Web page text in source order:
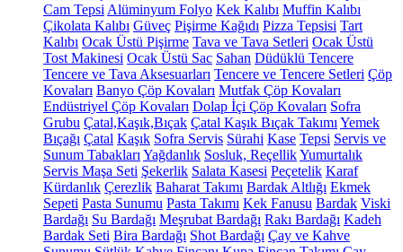
Cam Tepsi Alüminyum Folyo Kek Kalıbı Muffin Kalıbı
Çikolata Kalıbı Güveç Pişirme Kağıdı Pizza Tepsisi Tart
Kalıbı Ocak Üstü Pişirme Tava ve Tava Setleri Ocak Üstü
Tost Makinesi Ocak Üstü Sac Sahan Düdüklü Tencere
Tencere ve Tava Aksesuarları Tencere ve Tencere Setleri Çöp
Kovaları Banyo Çöp Kovaları Mutfak Çöp Kovaları
Endüstriyel Çöp Kovaları Dolap İçi Çöp Kovaları Sofra
Grubu Çatal,Kaşık,Bıçak Çatal Kaşık Bıçak Takımı Yemek
Bıçağı Çatal Kaşık Sofra Servis Sürahi Kase Tepsi Servis ve
Sunum Tabakları Yağdanlık Sosluk, ReçellikYumurtalık
Servis Maşa Seti Şekerlik Salata Kasesi Peçetelik Karaf
Kürdanlık Çerezlik Baharat Takımı Bardak Altlığı Ekmek
Sepeti Pasta Sunumu Pasta Takımı Kek Fanusu Bardak Viski
Bardağı Su Bardağı Meşrubat Bardağı Rakı Bardağı Kadeh
Bardak Seti Bira Bardağı Shot Bardağı Çay ve Kahve